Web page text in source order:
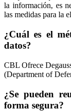
la información, es
las medidas para la
¿Cuál es el
datos?
CBL Ofrece
(Department of
¿Se pueden
forma segura?